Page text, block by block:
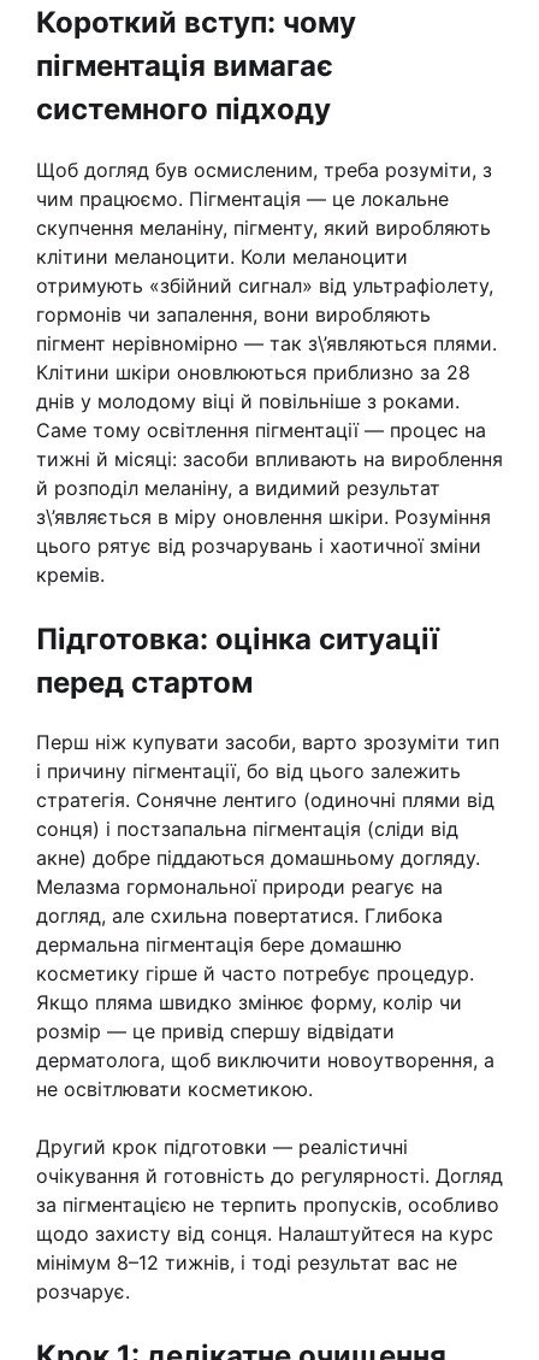
Короткий вступ: чому
пігментація вимагає
системного підходу
Щоб догляд був осмисленим, треба розуміти, з
чим працюємо. Пігментація — це локальне
скупчення меланіну, пігменту, який виробляють
клітини меланоцити. Коли меланоцити
отримують «збійний сигнал» від ультрафіолету,
гормонів чи запалення, вони виробляють
пігмент нерівномірно — так з\’являються плями.
Клітини шкіри оновлюються приблизно за 28
днів у молодому віці й повільніше з роками.
Саме тому освітлення пігментації — процес на
тижні й місяці: засоби впливають на вироблення
й розподіл меланіну, а видимий результат
з\’являється в міру оновлення шкіри. Розуміння
цього рятує від розчарувань і хаотичної зміни
кремів.
Підготовка: оцінка ситуації
перед стартом
Перш ніж купувати засоби, варто зрозуміти тип
і причину пігментації, бо від цього залежить
стратегія. Сонячне лентиго (одиночні плями від
сонця) і постзапальна пігментація (сліди від
акне) добре піддаються домашньому догляду.
Мелазма гормональної природи реагує на
догляд, але схильна повертатися. Глибока
дермальна пігментація бере домашню
косметику гірше й часто потребує процедур.
Якщо пляма швидко змінює форму, колір чи
розмір — це привід спершу відвідати
дерматолога, щоб виключити новоутворення, а
не освітлювати косметикою.
Другий крок підготовки — реалістичні
очікування й готовність до регулярності. Догляд
за пігментацією не терпить пропусків, особливо
щодо захисту від сонця. Налаштуйтеся на курс
мінімум 8–12 тижнів, і тоді результат вас не
розчарує.